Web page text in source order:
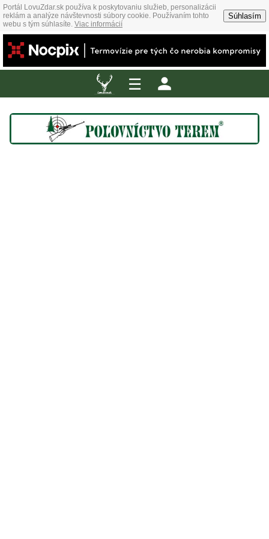
Portál LovuZdar.sk používa k poskytovaniu služieb, personalizácii
reklám a analýze návštevnosti súbory cookie. Používaním tohto
webu s tým súhlasíte. Viac informácií
Súhlasím
☰